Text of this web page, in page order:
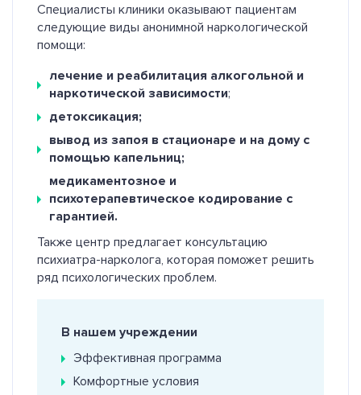
Специалисты клиники оказывают пациентам
следующие виды анонимной наркологической
помощи:
лечение и реабилитация алкогольной и
наркотической зависимости;
детоксикация;
вывод из запоя в стационаре и на дому с
помощью капельниц;
медикаментозное и
психотерапевтическое кодирование с
гарантией.
Также центр предлагает консультацию
психиатра-нарколога, которая поможет решить
ряд психологических проблем.
В нашем учреждении
Эффективная программа
Комфортные условия